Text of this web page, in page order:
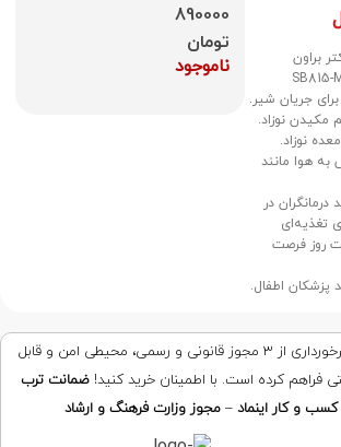
میل دکتر براون
جریان شیر.
مکیدن نوزاد.
نوزاد.
هوا مانند
در
روز فرصت
پزشکان اطفال.
890000
تومان
ناموجود
سیسمونیا دات کام با برخورداری از ۳ مجوز قانونی و رسمی، محیطی امن و قابل
فراهم کرده است. با اطمینان خرید کنید!ضمانت ترب
و کار اینماد –مجوز وزارت فرهنگ و ارشاد